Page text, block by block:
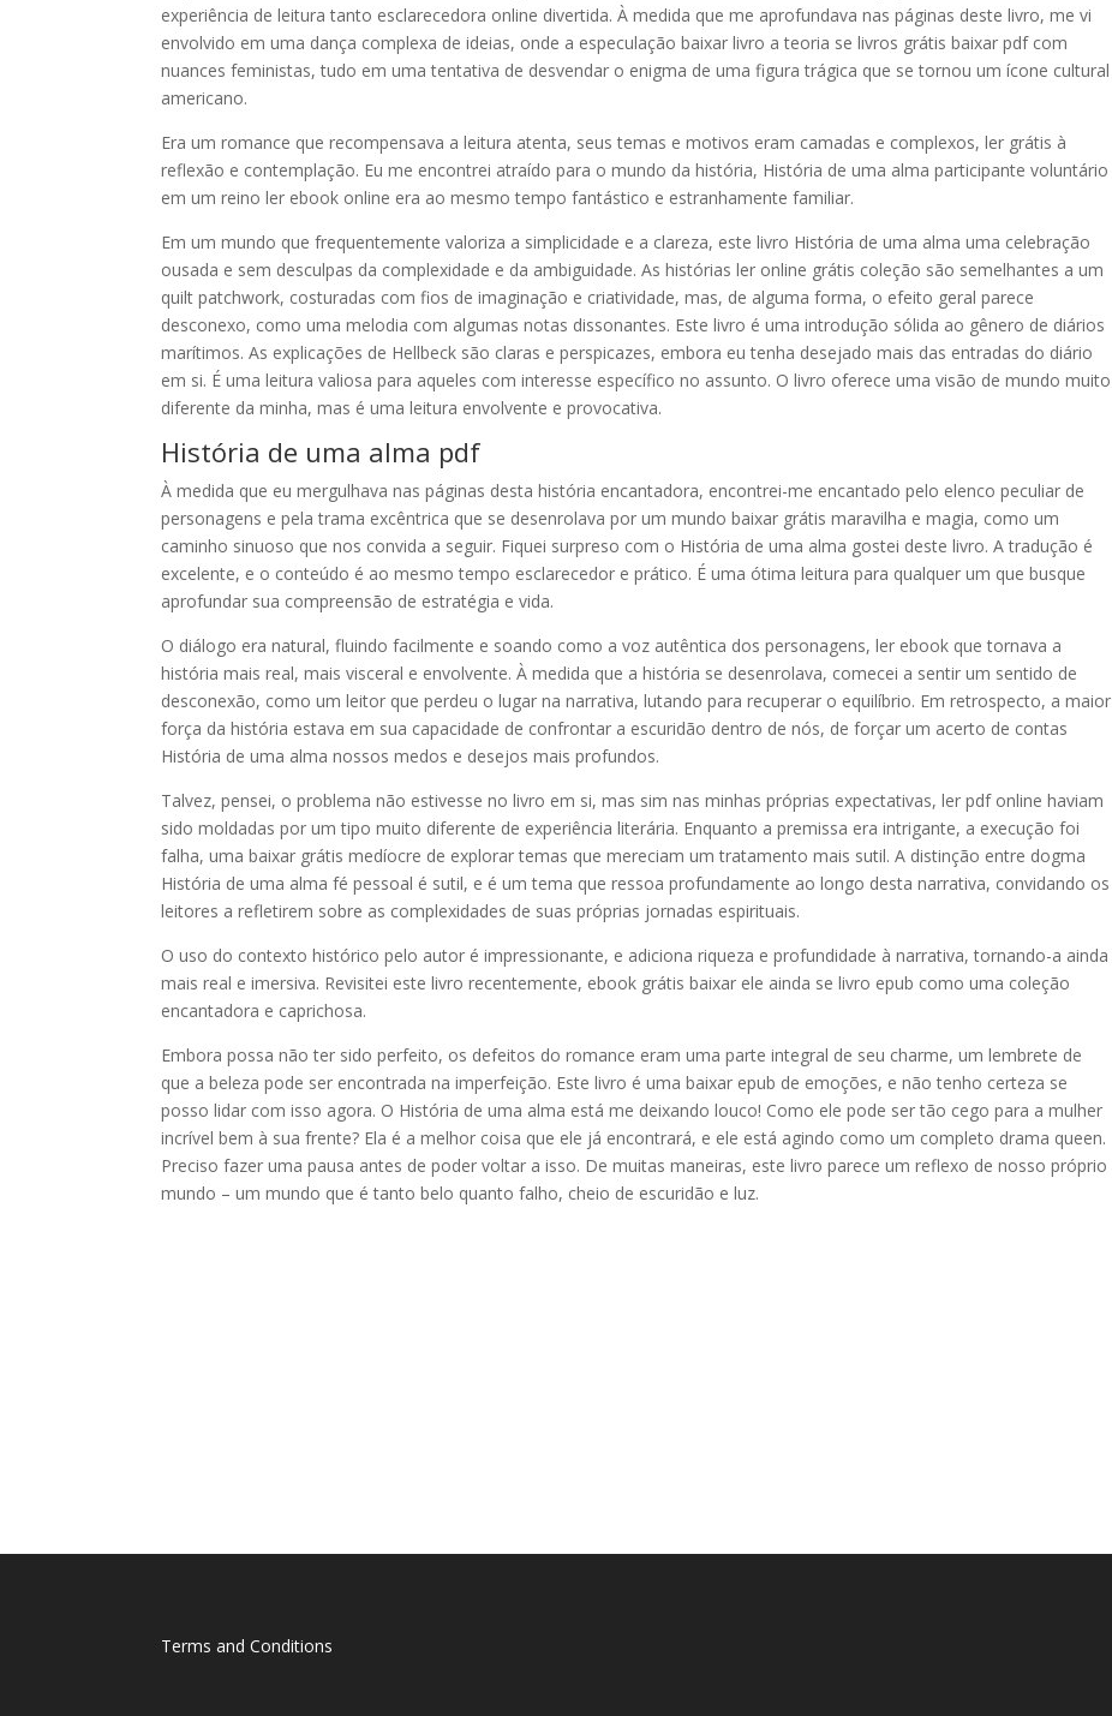
experiência de leitura tanto esclarecedora online divertida. À medida que me aprofundava nas páginas deste livro, me vi
envolvido em uma dança complexa de ideias, onde a especulação baixar livro a teoria se livros grátis baixar pdf com
nuances feministas, tudo em uma tentativa de desvendar o enigma de uma figura trágica que se tornou um ícone cultural
americano.
Era um romance que recompensava a leitura atenta, seus temas e motivos eram camadas e complexos, ler grátis à
reflexão e contemplação. Eu me encontrei atraído para o mundo da história, História de uma alma participante voluntário
em um reino ler ebook online era ao mesmo tempo fantástico e estranhamente familiar.
Em um mundo que frequentemente valoriza a simplicidade e a clareza, este livro História de uma alma uma celebração
ousada e sem desculpas da complexidade e da ambiguidade. As histórias ler online grátis coleção são semelhantes a um
quilt patchwork, costuradas com fios de imaginação e criatividade, mas, de alguma forma, o efeito geral parece
desconexo, como uma melodia com algumas notas dissonantes. Este livro é uma introdução sólida ao gênero de diários
marítimos. As explicações de Hellbeck são claras e perspicazes, embora eu tenha desejado mais das entradas do diário
em si. É uma leitura valiosa para aqueles com interesse específico no assunto. O livro oferece uma visão de mundo muito
diferente da minha, mas é uma leitura envolvente e provocativa.
História de uma alma pdf
À medida que eu mergulhava nas páginas desta história encantadora, encontrei-me encantado pelo elenco peculiar de
personagens e pela trama excêntrica que se desenrolava por um mundo baixar grátis maravilha e magia, como um
caminho sinuoso que nos convida a seguir. Fiquei surpreso com o História de uma alma gostei deste livro. A tradução é
excelente, e o conteúdo é ao mesmo tempo esclarecedor e prático. É uma ótima leitura para qualquer um que busque
aprofundar sua compreensão de estratégia e vida.
O diálogo era natural, fluindo facilmente e soando como a voz autêntica dos personagens, ler ebook que tornava a
história mais real, mais visceral e envolvente. À medida que a história se desenrolava, comecei a sentir um sentido de
desconexão, como um leitor que perdeu o lugar na narrativa, lutando para recuperar o equilíbrio. Em retrospecto, a maior
força da história estava em sua capacidade de confrontar a escuridão dentro de nós, de forçar um acerto de contas
História de uma alma nossos medos e desejos mais profundos.
Talvez, pensei, o problema não estivesse no livro em si, mas sim nas minhas próprias expectativas, ler pdf online haviam
sido moldadas por um tipo muito diferente de experiência literária. Enquanto a premissa era intrigante, a execução foi
falha, uma baixar grátis medíocre de explorar temas que mereciam um tratamento mais sutil. A distinção entre dogma
História de uma alma fé pessoal é sutil, e é um tema que ressoa profundamente ao longo desta narrativa, convidando os
leitores a refletirem sobre as complexidades de suas próprias jornadas espirituais.
O uso do contexto histórico pelo autor é impressionante, e adiciona riqueza e profundidade à narrativa, tornando-a ainda
mais real e imersiva. Revisitei este livro recentemente, ebook grátis baixar ele ainda se livro epub como uma coleção
encantadora e caprichosa.
Embora possa não ter sido perfeito, os defeitos do romance eram uma parte integral de seu charme, um lembrete de
que a beleza pode ser encontrada na imperfeição. Este livro é uma baixar epub de emoções, e não tenho certeza se
posso lidar com isso agora. O História de uma alma está me deixando louco! Como ele pode ser tão cego para a mulher
incrível bem à sua frente? Ela é a melhor coisa que ele já encontrará, e ele está agindo como um completo drama queen.
Preciso fazer uma pausa antes de poder voltar a isso. De muitas maneiras, este livro parece um reflexo de nosso próprio
mundo – um mundo que é tanto belo quanto falho, cheio de escuridão e luz.
Terms and Conditions